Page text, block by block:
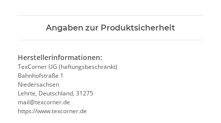
Angaben zur Produktsicherheit
Herstellerinformationen:
TexCorner UG (haftungsbeschränkt)
Bahnhofstraße 1
Niedersachsen
Lehrte, Deutschland, 31275
mail@texcorner.de
https://www.texcorner.de